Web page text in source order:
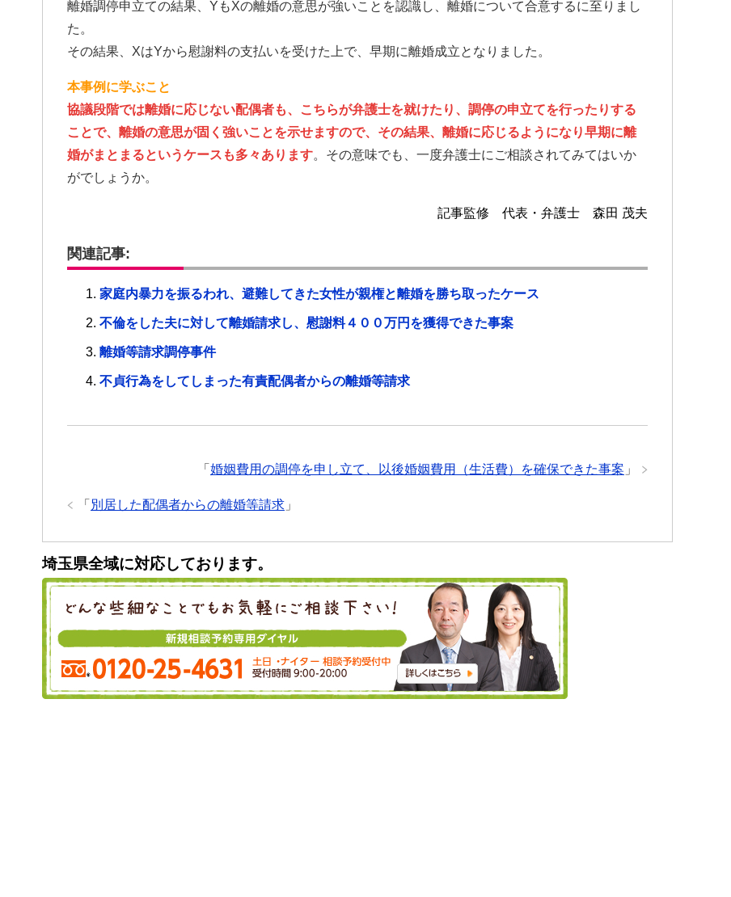
離婚調停申立ての結果、YもXの離婚の意思が強いことを認識し、離婚について合意するに至りまし
た。
その結果、XはYから慰謝料の支払いを受けた上で、早期に離婚成立となりました。
本事例に学ぶこと
協議段階では離婚に応じない配偶者も、こちらが弁護士を就けたり、調停の申立てを行ったりする
ことで、離婚の意思が固く強いことを示せますので、その結果、離婚に応じるようになり早期に離
婚がまとまるというケースも多々あります。その意味でも、一度弁護士にご相談されてみてはいか
がでしょうか。
記事監修 代表・弁護士 森田 茂夫
関連記事:
家庭内暴力を振るわれ、避難してきた女性が親権と離婚を勝ち取ったケース
不倫をした夫に対して離婚請求し、慰謝料４００万円を獲得できた事案
離婚等請求調停事件
不貞行為をしてしまった有責配偶者からの離婚等請求
「 婚姻費用の調停を申し立て、以後婚姻費用（生活費）を確保できた事案 」
「 別居した配偶者からの離婚等請求 」
埼玉県全域に対応しております。